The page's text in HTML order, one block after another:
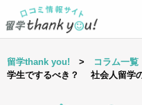
留学thank you! > コラム一覧
学生でするべき？ 社会人留学